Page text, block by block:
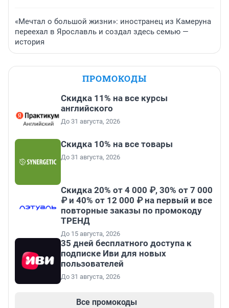
«Мечтал о большой жизни»: иностранец из Камеруна
переехал в Ярославль и создал здесь семью —
история
ПРОМОКОДЫ
Скидка 11% на все курсы
английского
До 31 августа, 2026
Скидка 10% на все товары
До 31 августа, 2026
Скидка 20% от 4 000 ₽, 30% от 7 000
₽ и 40% от 12 000 ₽ на первый и все
повторные заказы по промокоду
ТРЕНД
До 15 августа, 2026
35 дней бесплатного доступа к
подписке Иви для новых
пользователей
До 31 августа, 2026
Все промокоды